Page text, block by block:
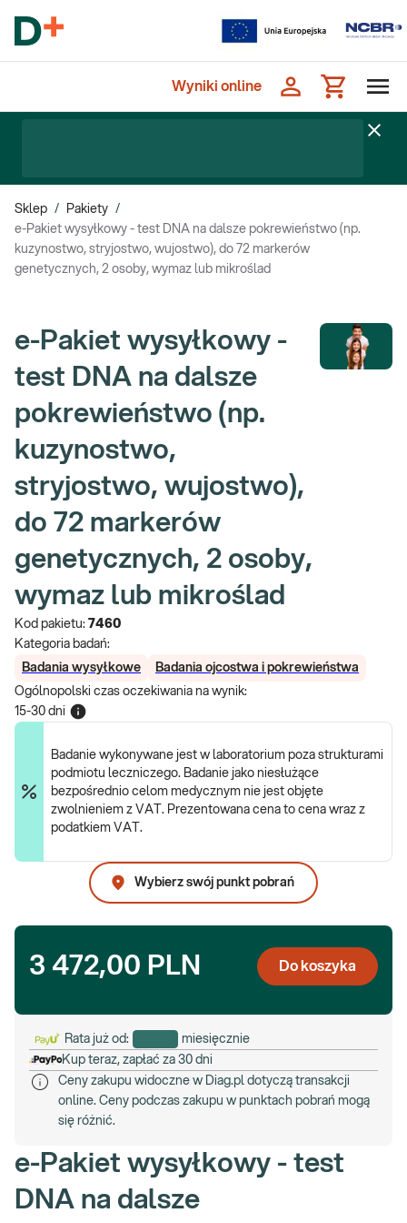
Wyniki online
Sklep / Pakiety /
e-Pakiet wysyłkowy - test DNA na dalsze pokrewieństwo (np.
kuzynostwo, stryjostwo, wujostwo), do 72 markerów
genetycznych, 2 osoby, wymaz lub mikroślad
e-Pakiet wysyłkowy -
test DNA na dalsze
pokrewieństwo (np.
kuzynostwo,
stryjostwo, wujostwo),
do 72 markerów
genetycznych, 2 osoby,
wymaz lub mikroślad
Kod pakietu: 7460
Kategoria badań:
Badania wysyłkowe
Badania ojcostwa i pokrewieństwa
Ogólnopolski czas oczekiwania na wynik:
15-30 dni
Badanie wykonywane jest w laboratorium poza strukturami
podmiotu leczniczego. Badanie jako niesłużące
bezpośrednio celom medycznym nie jest objęte
zwolnieniem z VAT. Prezentowana cena to cena wraz z
podatkiem VAT.
Wybierz swój punkt pobrań
3 472,00 PLN Do koszyka
Rata już od:
miesięcznie
Kup teraz, zapłać za 30 dni
Ceny zakupu widoczne w Diag.pl dotyczą transakcji
online. Ceny podczas zakupu w punktach pobrań mogą
się różnić.
e-Pakiet wysyłkowy - test
DNA na dalsze